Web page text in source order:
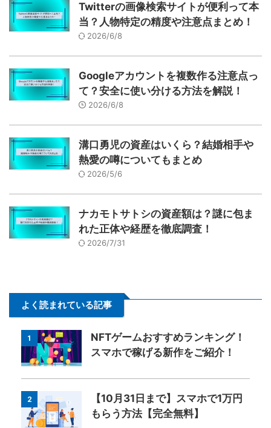
Twitterの画像検索サイトが便利って本
当？人物特定の精度や注意点まとめ！
2026/6/8
Googleアカウントを複数作る注意点っ
て？安全に使い分ける方法を解説！
2026/6/8
溝口勇児の資産はいくら？結婚相手や
熱愛の噂についてもまとめ
2026/5/6
ナカモトサトシの資産額は？謎に包ま
れた正体や経歴を徹底調査！
2026/7/31
よく読まれている記事
1
NFTゲームおすすめランキング！
スマホで稼げる新作をご紹介！
2
【10月31日まで】スマホで1万円
もらう方法【完全無料】